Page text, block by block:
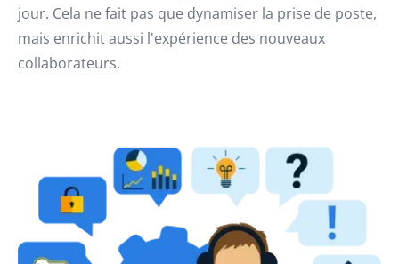
jour. Cela ne fait pas que dynamiser la prise de poste,
mais enrichit aussi l'expérience des nouveaux
collaborateurs.